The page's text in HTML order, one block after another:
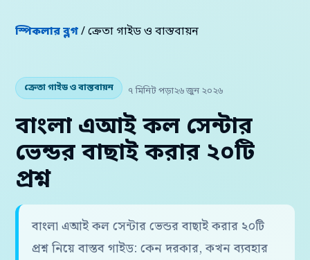
স্পিকলার ব্লগ/ ক্রেতা গাইড ও বাস্তবায়ন
ক্রেতা গাইড ও বাস্তবায়ন ৭ মিনিট পড়া২৬ জুন ২০২৬
বাংলা এআই কল সেন্টার
ভেন্ডর বাছাই করার ২০টি
প্রশ্ন
বাংলা এআই কল সেন্টার ভেন্ডর বাছাই করার ২০টি
প্রশ্ন নিয়ে বাস্তব গাইড: কেন দরকার, কখন ব্যবহার